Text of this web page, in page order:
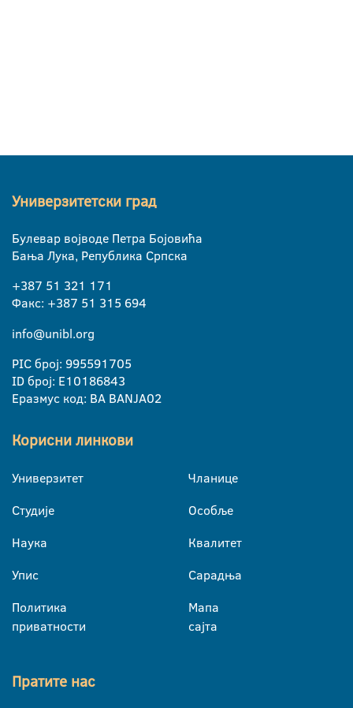
Универзитетски град
Булевар војводе Петра Бојовића
Бања Лука, Република Српска
+387 51 321 171
Факс: +387 51 315 694
info@unibl.org
PIC број: 995591705
ID број: E10186843
Еразмус код: BA BANJA02
Корисни линкови
Универзитет
Студије
Наука
Упис
Политика
приватности
Чланице
Особље
Квалитет
Сарадња
Мапа
сајта
Пратите нас